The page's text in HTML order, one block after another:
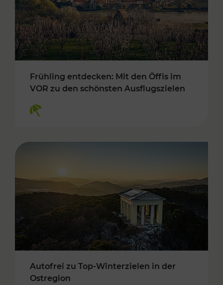
Frühling entdecken: Mit den Öffis im
VOR zu den schönsten Ausflugszielen
Autofrei zu Top-Winterzielen in der
Ostregion